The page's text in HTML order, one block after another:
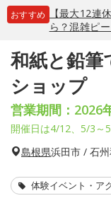
おすすめ
【最大12連
ら？混雑ピ
和紙と鉛筆
ショップ
営業期間：2026
開催日は4/12、5/3～
島根県浜田市 / 石
体験イベント・ア